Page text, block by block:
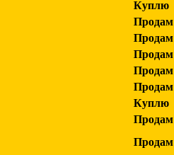
Куплю
Продам
Продам
Продам
Продам
Продам
Куплю
Продам
Продам